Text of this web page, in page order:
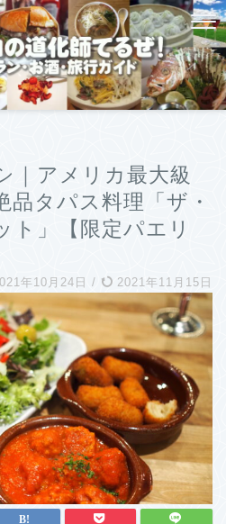
｜アメリカ最大級
品タパス料理「ザ・
ト」【限定パエリ
年10月24日 / 2021年11月15日